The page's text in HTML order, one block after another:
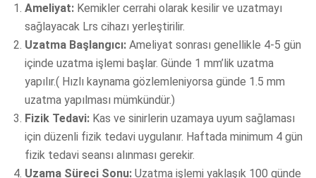
Ameliyat: Kemikler cerrahi olarak kesilir ve uzatmayı
sağlayacak Lrs cihazı yerleştirilir.
Uzatma Başlangıcı: Ameliyat sonrası genellikle 4-5 gün
içinde uzatma işlemi başlar. Günde 1 mm’lik uzatma
yapılır.( Hızlı kaynama gözlemleniyorsa günde 1.5 mm
uzatma yapılması mümkündür.)
Fizik Tedavi: Kas ve sinirlerin uzamaya uyum sağlaması
için düzenli fizik tedavi uygulanır. Haftada minimum 4 gün
fizik tedavi seansı alınması gerekir.
Uzama Süreci Sonu: Uzatma işlemi yaklaşık 100 günde